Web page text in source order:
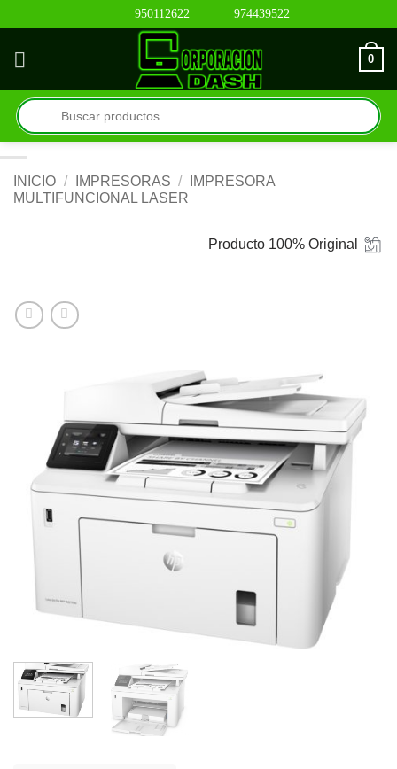
al
contenido
950112622 974439522
0
Búsqueda
de
productos
INICIO / IMPRESORAS /
IMPRESORA
MULTIFUNCIONAL LASER
Producto 100% Original